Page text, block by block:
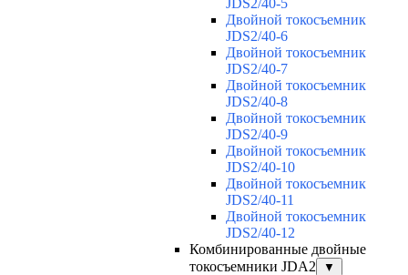
Двойной токосъемник
JDS2/40-6
Двойной токосъемник
JDS2/40-7
Двойной токосъемник
JDS2/40-8
Двойной токосъемник
JDS2/40-9
Двойной токосъемник
JDS2/40-10
Двойной токосъемник
JDS2/40-11
Двойной токосъемник
JDS2/40-12
Комбинированные двойные
токосъемники JDA2
▼